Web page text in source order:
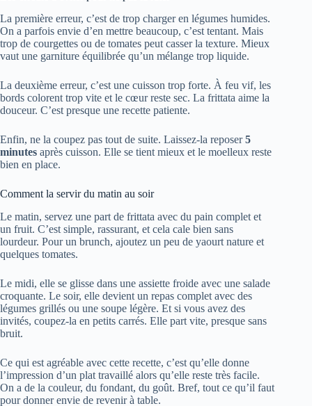
La première erreur, c’est de trop charger en légumes humides.
On a parfois envie d’en mettre beaucoup, c’est tentant. Mais
trop de courgettes ou de tomates peut casser la texture. Mieux
vaut une garniture équilibrée qu’un mélange trop liquide.
La deuxième erreur, c’est une cuisson trop forte. À feu vif, les
bords colorent trop vite et le cœur reste sec. La frittata aime la
douceur. C’est presque une recette patiente.
Enfin, ne la coupez pas tout de suite. Laissez-la reposer5
minutes après cuisson. Elle se tient mieux et le moelleux reste
bien en place.
Comment la servir du matin au soir
Le matin, servez une part de frittata avec du pain complet et
un fruit. C’est simple, rassurant, et cela cale bien sans
lourdeur. Pour un brunch, ajoutez un peu de yaourt nature et
quelques tomates.
Le midi, elle se glisse dans une assiette froide avec une salade
croquante. Le soir, elle devient un repas complet avec des
légumes grillés ou une soupe légère. Et si vous avez des
invités, coupez-la en petits carrés. Elle part vite, presque sans
bruit.
Ce qui est agréable avec cette recette, c’est qu’elle donne
l’impression d’un plat travaillé alors qu’elle reste très facile.
On a de la couleur, du fondant, du goût. Bref, tout ce qu’il faut
pour donner envie de revenir à table.